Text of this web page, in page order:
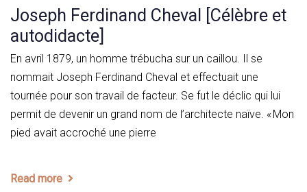
Joseph Ferdinand Cheval [Célèbre et
autodidacte]
En avril 1879, un homme trébucha sur un caillou. Il se
nommait Joseph Ferdinand Cheval et effectuait une
tournée pour son travail de facteur. Se fut le déclic qui lui
permit de devenir un grand nom de l’architecte naïve. « Mon
pied avait accroché une pierre
Read more